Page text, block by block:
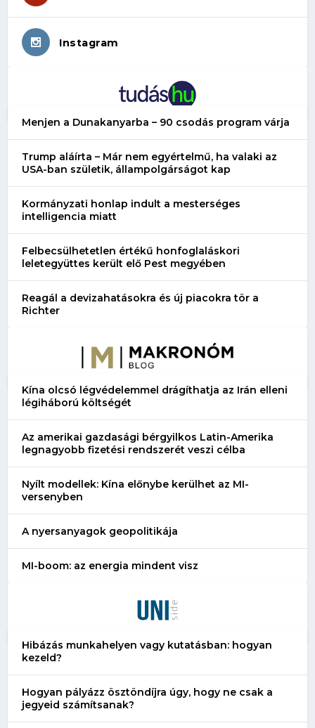
Instagram
Menjen a Dunakanyarba – 90 csodás program várja
Trump aláírta – Már nem egyértelmű, ha valaki az
USA-ban születik, állampolgárságot kap
Kormányzati honlap indult a mesterséges
intelligencia miatt
Felbecsülhetetlen értékű honfoglaláskori
leletegyüttes került elő Pest megyében
Reagál a devizahatásokra és új piacokra tör a
Richter
Kína olcsó légvédelemmel drágíthatja az Irán elleni
légiháború költségét
Az amerikai gazdasági bérgyilkos Latin-Amerika
legnagyobb fizetési rendszerét veszi célba
Nyílt modellek: Kína előnybe kerülhet az MI-
versenyben
A nyersanyagok geopolitikája
MI-boom: az energia mindent visz
Hibázás munkahelyen vagy kutatásban: hogyan
kezeld?
Hogyan pályázz ösztöndíjra úgy, hogy ne csak a
jegyeid számítsanak?